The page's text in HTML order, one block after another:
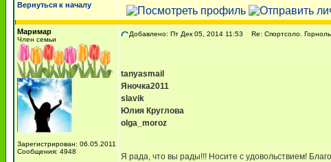
Вернуться к началу
Маримар
Член семьи
Зарегистрирован: 06.05.2011
Сообщения: 4948
Добавлено: Пт Дек 05, 2014 11:53 Re: Спортсоло.
tanyasmail
Яночка2011
slavik
Юлия Круглова
olga_moroz
Я рада, что вы рады!!! Носите с удовольствием!